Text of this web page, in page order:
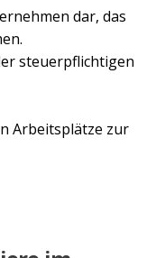
dar, das
steuerpflichtigen
Arbeitsplätze zur